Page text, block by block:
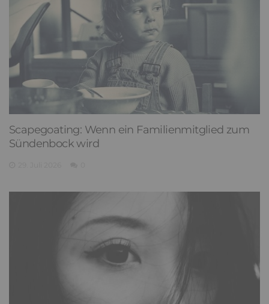
Scapegoating: Wenn ein Familienmitglied zum
Sündenbock wird